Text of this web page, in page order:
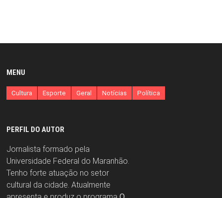
MENU
Cultura Esporte Geral Notícias Política
PERFIL DO AUTOR
Jornalista formado pela
Universidade Federal do Maranhão.
Tenho forte atuação no setor
cultural da cidade. Atualmente